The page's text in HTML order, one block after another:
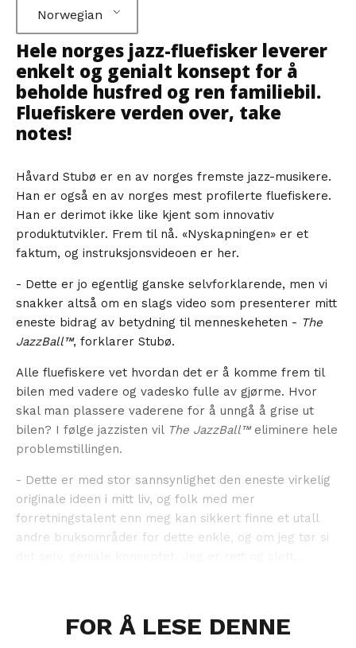
Norwegian
Hele norges jazz-fluefisker leverer
enkelt og genialt konsept for å
beholde husfred og ren familiebil.
Fluefiskere verden over, take
notes!
Håvard Stubø er en av norges fremste jazz-musikere.
Han er også en av norges mest profilerte fluefiskere.
Han er derimot ikke like kjent som innovativ
produktutvikler. Frem til nå. «Nyskapningen» er et
faktum, og instruksjonsvideoen er her.
- Dette er jo egentlig ganske selvforklarende, men vi
snakker altså om en slags video som presenterer mitt
eneste bidrag av betydning til menneskeheten - The
JazzBall™, forklarer Stubø.
Alle fluefiskere vet hvordan det er å komme frem til
bilen med vadere og vadesko fulle av gjørme. Hvor
skal man plassere vaderene for å unngå å grise ut
bilen? I følge jazzisten vil The JazzBall™eliminere hele
problemstillingen.
- Dette er med stor sannsynlighet den eneste virkelig
originale ideen i mitt liv, og folk med mer
forretningstalent enn meg kan sikkert finne et utall
andre bruksområder for dette enkle, og om jeg tør si
FOR Å LESE DENNE